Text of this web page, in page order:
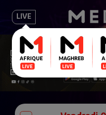
LIVE